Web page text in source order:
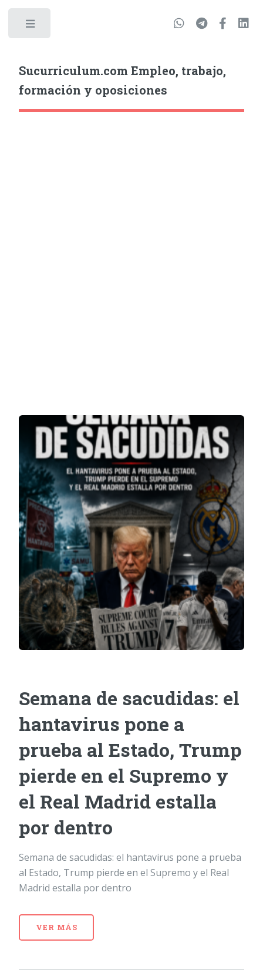
Sucurriculum.com Empleo, trabajo,
formación y oposiciones
Semana de sacudidas: el
hantavirus pone a
prueba al Estado, Trump
pierde en el Supremo y
el Real Madrid estalla
por dentro
Semana de sacudidas: el hantavirus pone a prueba
al Estado, Trump pierde en el Supremo y el Real
Madrid estalla por dentro
VER MÁS